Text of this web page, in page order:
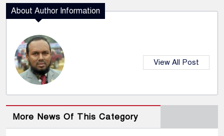
About Author Information
View All Post
More News Of This Category